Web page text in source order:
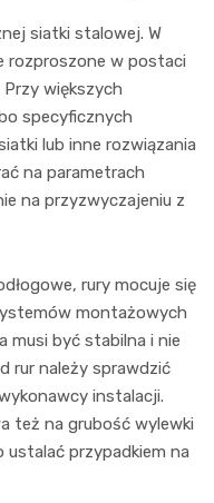
siatki stalowej. W
rozproszone w postaci
Przy większych
specyficznych
lub inne rozwiązania
na parametrach
na przyzwyczajeniu z
rury mocuje się
montażowych
musi być stabilna i nie
rur należy sprawdzić
instalacji.
też na grubość wylewki
przypadkiem na